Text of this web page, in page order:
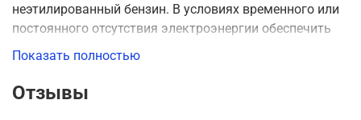
неэтилированный бензин. В условиях временного или
постоянного отсутствия электроэнергии обеспечить
питание электрооборудования можно с помощью
Бензогенератор демонстрирует высокий КПД и
Показать полностью
Отзывы